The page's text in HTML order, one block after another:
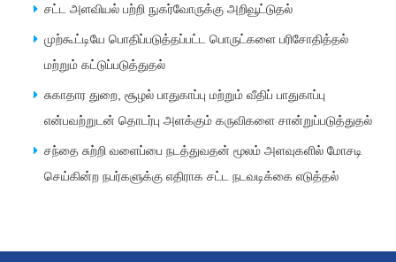
சட்ட அளவியல் பற்றி நுகர்வோருக்கு அறிவூட்டுதல்
முற்கூட்டியே பொதிப்படுத்தப்பட்ட பொருட்களை பரிசோதித்தல்
மற்றும் கட்டுப்படுத்துதல்
சுகாதார துறை, சூழல் பாதுகாப்பு மற்றும் வீதிப் பாதுகாப்பு
என்பவற்றுடன் தொடர்பு அளக்கும் கருவிகளை சான்றுப்படுத்துதல்
சந்தை சுற்றி வளைப்பை நடத்துவதன் மூலம் அளவுகளில் மோசடி
செய்கின்ற நபர்களுக்கு எதிராக சட்ட நடவடிக்கை எடுத்தல்